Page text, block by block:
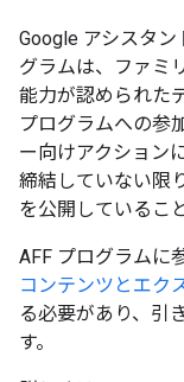
Google アシスタ
グラムは、ファミ
能力が認められた
プログラムへの参
ー向けアクション
締結していない限
を公開しているこ
AFF プログラムに
コンテンツとエク
る必要があり、引
す。